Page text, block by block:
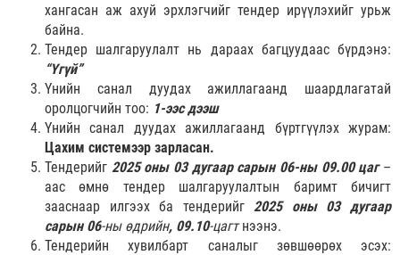
хангасан аж ахуй эрхлэгчийг тендер ирүүлэхийг урьж
байна.
Тендер шалгаруулалт нь дараах багцуудаас бүрдэнэ:
“Үгүй”
Үнийн санал дуудах ажиллагаанд шаардлагатай
оролцогчийн тоо: 1-ээс дээш
Үнийн санал дуудах ажиллагаанд бүртгүүлэх журам:
Цахим системээр зарласан.
Тендерийг 2025 оны 03 дугаар сарын 06-ны 09.00 цаг–
аас өмнө тендер шалгаруулалтын баримт бичигт
зааснаар илгээх ба тендерийг2025 оны 03 дугаар
сарын 06-ны өдрийн, 09.10-цагтнээнэ.
Тендерийн хувилбарт саналыг зөвшөөрөх эсэх: